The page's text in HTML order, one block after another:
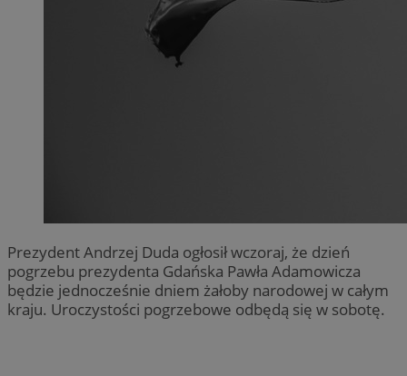
Prezydent Andrzej Duda ogłosił wczoraj, że dzień
pogrzebu prezydenta Gdańska Pawła Adamowicza
będzie jednocześnie dniem żałoby narodowej w całym
kraju. Uroczystości pogrzebowe odbędą się w sobotę.